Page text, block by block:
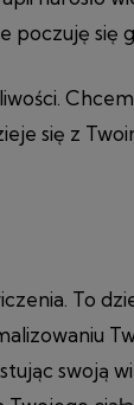
poczuję się
się z
To
swoją